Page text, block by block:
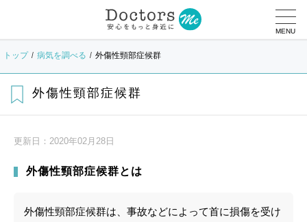
MENU
トップ 病気を調べる 外傷性頸部症候群
外傷性頸部症候群
更新日： 2020年02月28日
外傷性頸部症候群とは
外傷性頸部症候群は、事故などによって首に損傷を受け